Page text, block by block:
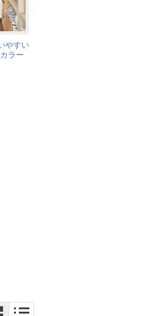
やすい
ラー